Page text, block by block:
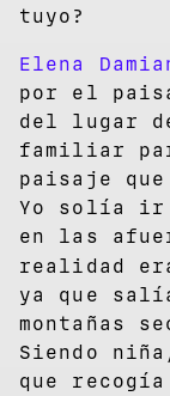
tuyo?
Elena
por el
del lugar
familiar
paisaje que
Yo solía ir
en las
realidad
ya que
montañas
Siendo
que